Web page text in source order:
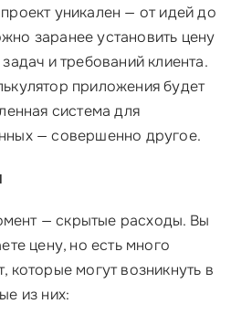
уникален — от идей до
заранее установить цену
и требований клиента.
приложения будет
система для
— совершенно другое.
— скрытые расходы. Вы
цену, но есть много
которые могут возникнуть в
из них: